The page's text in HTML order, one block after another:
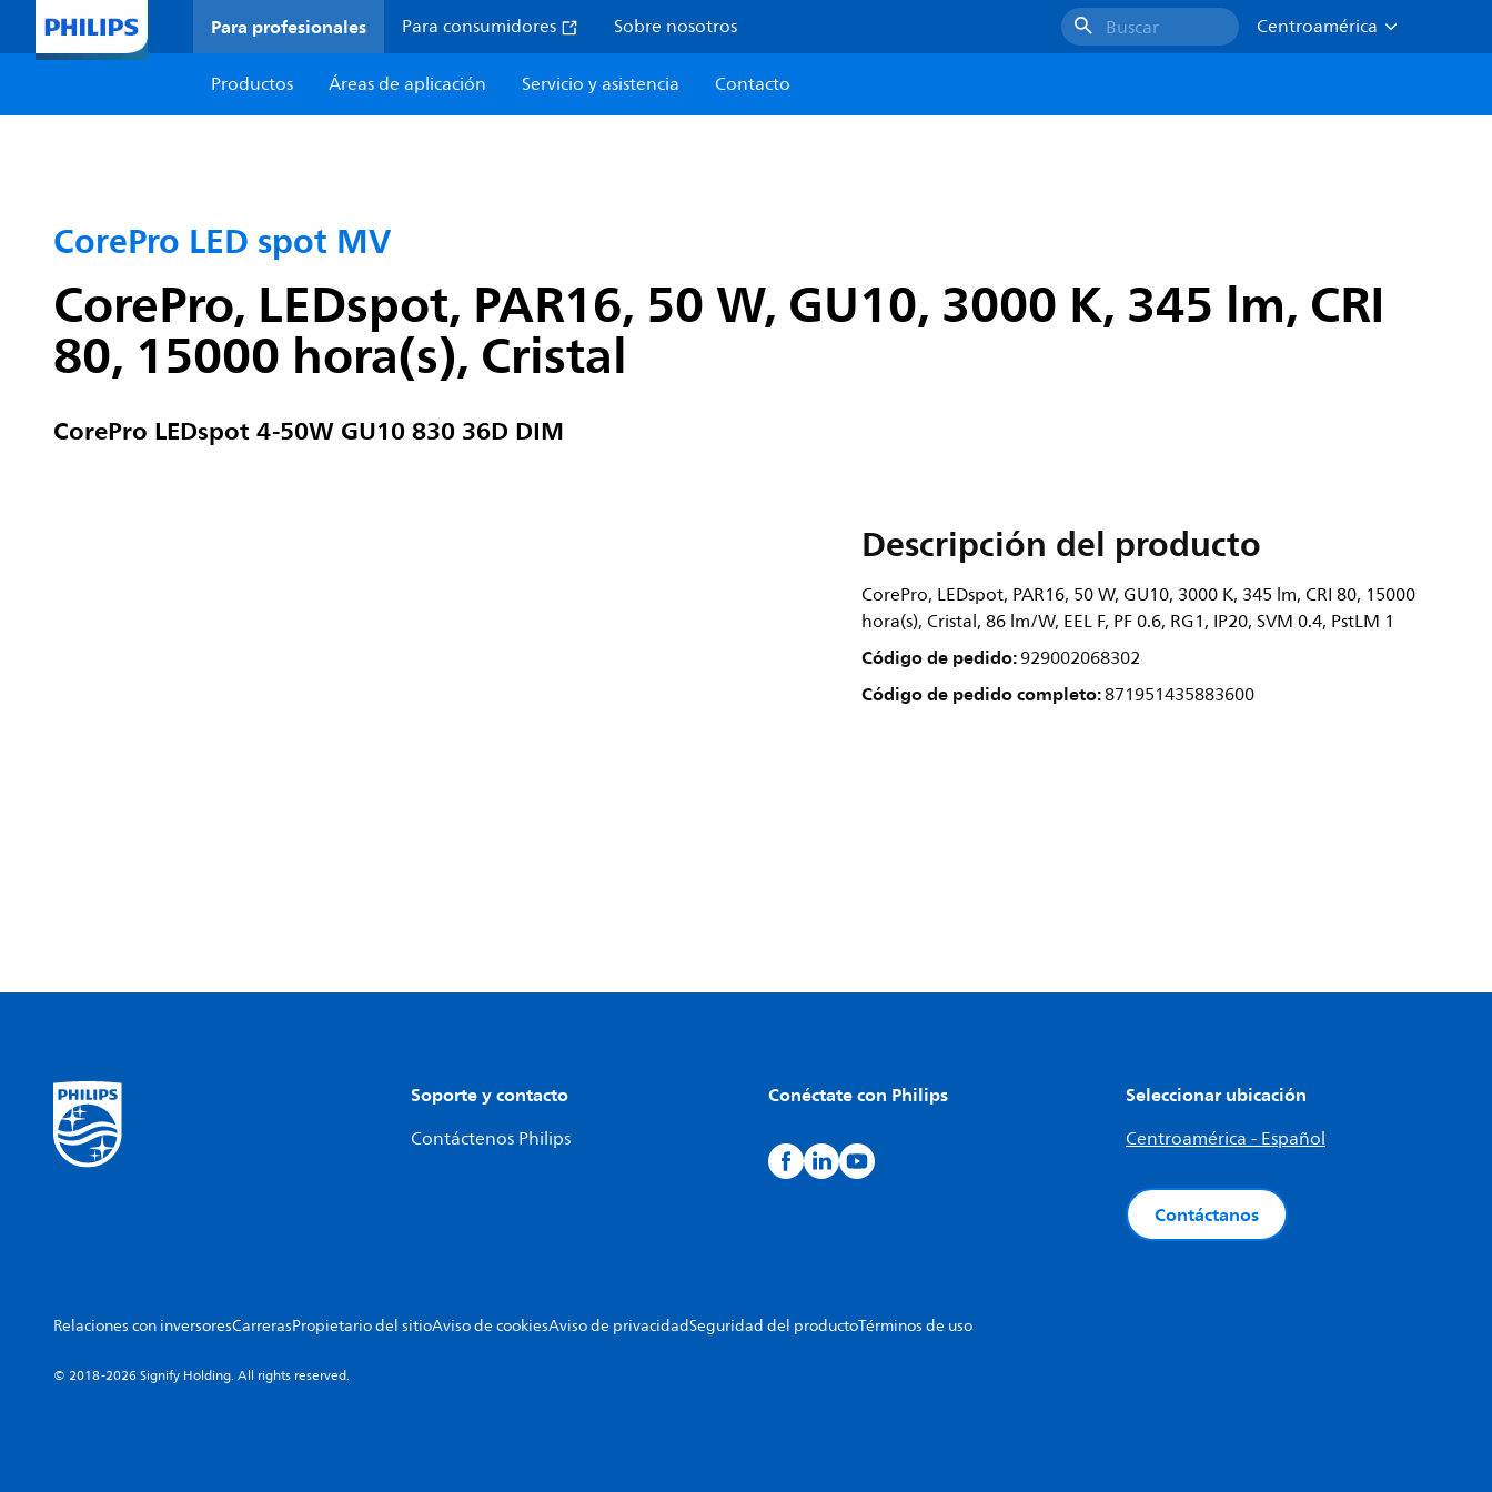
Para profesionales Para consumidores Sobre nosotros Buscar
Centroamérica
Productos
Áreas de aplicación Servicio y asistencia Contacto
CorePro LED spot MV
CorePro, LEDspot, PAR16, 50 W, GU10, 3000 K, 345 lm, CRI
80, 15000 hora(s), Cristal
CorePro LEDspot 4-50W GU10 830 36D DIM
Descripción del producto
CorePro, LEDspot, PAR16, 50 W, GU10, 3000 K, 345 lm, CRI 80, 15000
hora(s), Cristal, 86 lm/W, EEL F, PF 0.6, RG1, IP20, SVM 0.4, PstLM 1
Código de pedido:929002068302
Código de pedido completo:871951435883600
Soporte y contacto
Contáctenos Philips
Conéctate con Philips Seleccionar ubicación
Centroamérica - Español
Contáctanos
Relaciones con inversoresCarrerasPropietario del sitioAviso de cookiesAviso de privacidadSeguridad del productoTérminos de uso
© 2018-2026 Signify Holding. All rights reserved.